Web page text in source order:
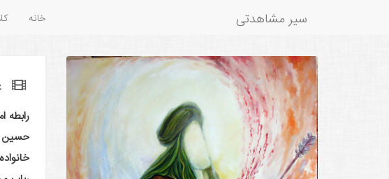
سیر مشاهدتی خانه
رابطه
حسین